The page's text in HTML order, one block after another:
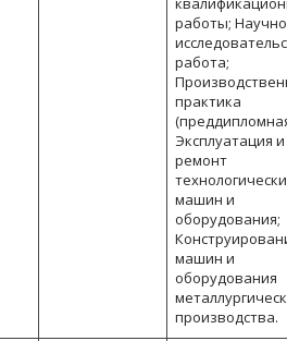
работы;
работа;
практика
Эксплуатация и
ремонт
машин и
оборудования;
машин и
оборудования
производства.